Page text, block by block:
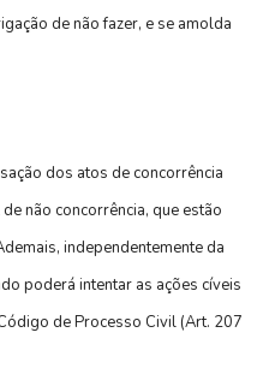
de não fazer, e se amolda
dos atos de concorrência
não concorrência, que estão
independentemente da
poderá intentar as ações cíveis
de Processo Civil (Art. 207